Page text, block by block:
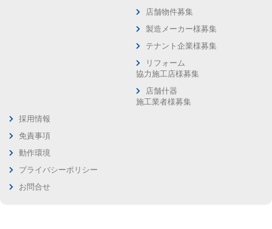
店舗物件募集
製造メーカー様募集
テナント企業様募集
リフォーム
協力施工店様募集
店舗什器
施工業者様募集
採用情報
免責事項
動作環境
プライバシーポリシー
お問合せ